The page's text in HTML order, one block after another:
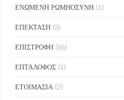
ΕΝΩΜΕΝΗ ΡΩΜΗΟΣΥΝΗ (1)
ΕΠΕΚΤΑΣΗ (3)
ΕΠΙΣΤΡΟΦΗ (96)
ΕΠΤΑΛΟΦΟΣ (1)
ΕΤΟΙΜΑΣΙΑ (2)